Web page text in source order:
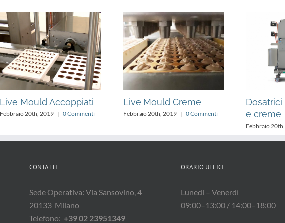
Live Mould Accoppiati
Febbraio 20th, 2019 | 0 Commenti
Live Mould Creme
Febbraio 20th, 2019 | 0 Commenti
e creme
Febbraio
CONTATTI
Sede Operativa: Via Sansovino, 4
20133 Milano
Telefono: +39 02 23951349
ORARIO UFFICI
Lunedì – Venerdì
09:00–13:00 / 14:00–18:00